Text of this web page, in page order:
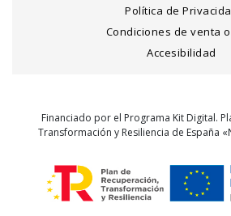
Política de
Condiciones de venta
Accesibilidad
Financiado por el Programa Kit Digital.
Transformación y Resiliencia de España